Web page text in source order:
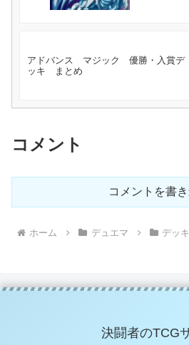
アドバンス マジック 優勝・入賞デ
ッキ まとめ
コメント
コメントを書
ホーム デュエマ デッキ
決闘者のTCG